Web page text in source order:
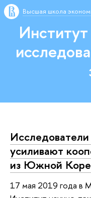
Высшая школа
усиливают
из Южной
17 мая 2019 года в